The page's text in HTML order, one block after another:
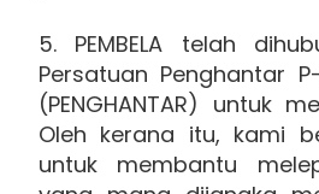
5. PEMBELA telah
Persatuan Penghantar
(PENGHANTAR) untuk
Oleh kerana itu, kami
untuk membantu